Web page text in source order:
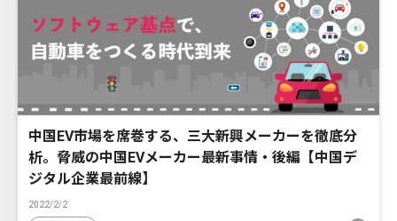
中国EV市場を席巻する、三大新興メーカーを徹底分
析。脅威の中国EVメーカー最新事情・後編【中国デ
ジタル企業最前線】
2022/2/2